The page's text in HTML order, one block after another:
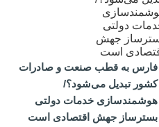
فارس به قطب صنعت و صادرات
کشور تبدیل می‌شود؟/
هوشمندسازی خدمات دولتی
بسترساز جهش اقتصادی است